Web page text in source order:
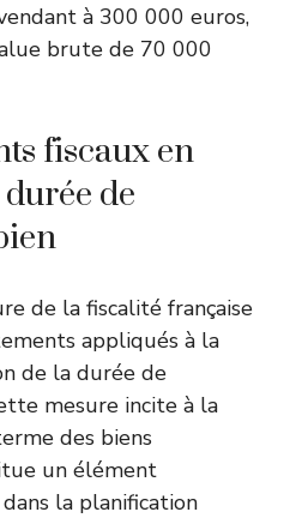
à 300 000 euros,
brute de 70 000
fiscaux en
de
de la fiscalité française
appliqués à la
de la durée de
mesure incite à la
des biens
un élément
la planification